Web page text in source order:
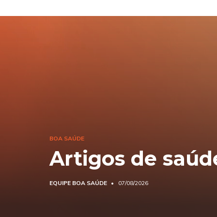
BOA SAÚDE
Artigos de
EQUIPE BOA SAÚDE 07/08/2026